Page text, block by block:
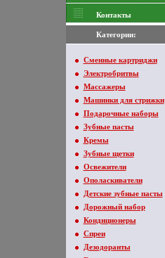
Контакты
Категории:
Сменные картриджи
Электробритвы
Массажеры
Машинки для стрижки
Подарочные наборы
Зубные пасты
Кремы
Зубные щетки
Освежители
Ополаскиватели
Детские зубные пасты
Дорожный набор
Кондиционеры
Спреи
Дезодоранты